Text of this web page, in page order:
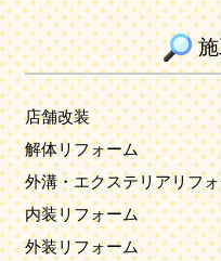
店舗改装
解体リフォーム
外溝・エクステリアリフ
内装リフォーム
外装リフォーム